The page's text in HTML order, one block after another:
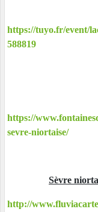
https://tuyo.fr/event/
588819
https://
sevre-niortaise/
Sèvre
http://